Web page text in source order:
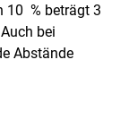
10 % beträgt 3
bei
Abstände